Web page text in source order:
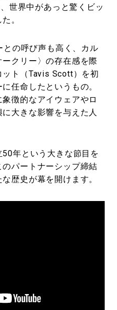
世界中があっと驚くビッ
。
の呼び声も高く、カル
クリー〉の存在感を際
ト（Tavis Scott）を初
任命したというもの。
徴的なアイウェアやロ
大きな影響を与えた人
年という大きな節目を
パートナーシップ締結
歴史が幕を開けます。